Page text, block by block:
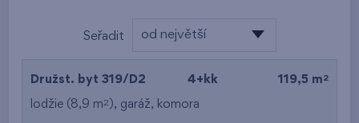
Seřadit od největší
od nejdražšího
Družst. byt 319/D2 4+kk 119,5 m 2
lodžie (8,9 m2 ), garáž, komora